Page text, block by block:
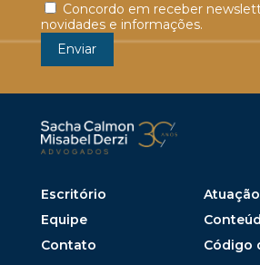
Concordo em receber
novidades e informações.
Escritório
Atuação
Equipe
Contato
Código